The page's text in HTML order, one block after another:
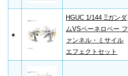
●
HGUC 1/144 Ξガンダ
ムVSペーネロペー フ
ァンネル・ミサイル
エフェクトセット